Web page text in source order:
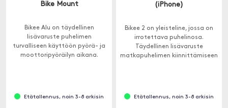
Bike Mount
Bikee Alu on täydellinen
lisävaruste puhelimen
turvalliseen käyttöön pyörä- ja
moottoripyöräilyn aikana.
Etätallennus, noin 3-8 arkisin
(iPhone)
Bikee 2 on yleisteline, jossa on
irrotettava puhelinosa.
Täydellinen lisävaruste
matkapuhelimen kiinnittämiseen
Etätallennus, noin 3-8 arkisin